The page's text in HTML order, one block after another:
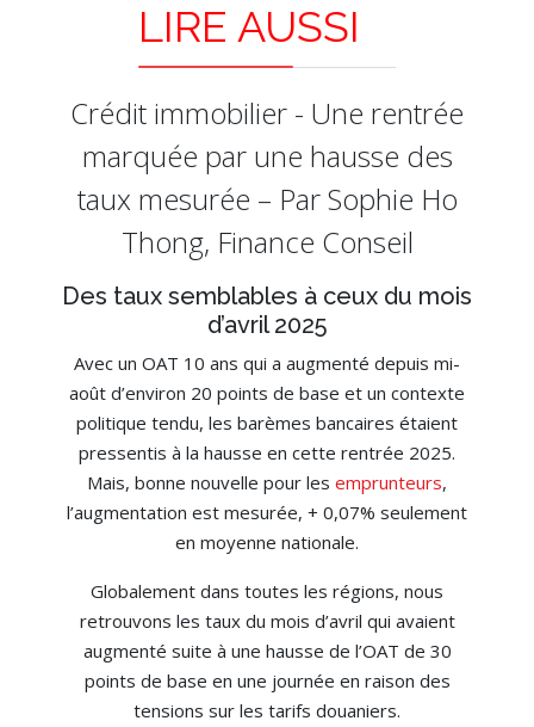
LIRE AUSSI
Crédit immobilier - Une rentrée
marquée par une hausse des
taux mesurée – Par Sophie Ho
Thong, Finance Conseil
Des taux semblables à ceux du mois
d’avril 2025
Avec un OAT 10 ans qui a augmenté depuis mi-
août d’environ 20 points de base et un contexte
politique tendu, les barèmes bancaires étaient
pressentis à la hausse en cette rentrée 2025.
Mais, bonne nouvelle pour les emprunteurs,
l’augmentation est mesurée, + 0,07% seulement
en moyenne nationale.
Globalement dans toutes les régions, nous
retrouvons les taux du mois d’avril qui avaient
augmenté suite à une hausse de l’OAT de 30
points de base en une journée en raison des
tensions sur les tarifs douaniers.